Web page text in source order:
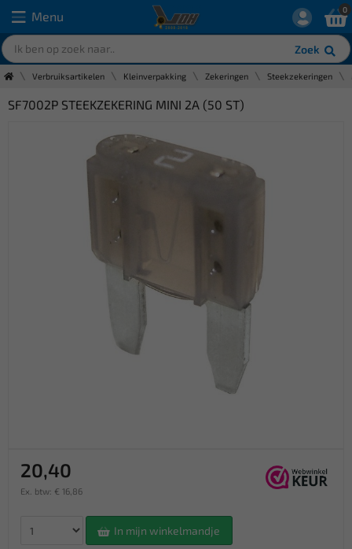
Menu
Zoek
0
Verbruiksartikelen Kleinverpakking Zekeringen Steekzekeringen
SF7002P STEEKZEKERING MINI 2A (50 ST)
20,40
Ex. btw: € 16,86
In mijn winkelmandje